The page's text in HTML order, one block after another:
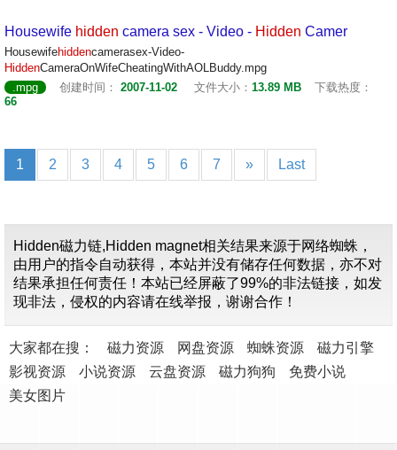
Housewife hidden camera sex - Video - Hidden Camer
Housewifehiddencamerasex-Video-
HiddenCameraOnWifeCheatingWithAOLBuddy.mpg
.mpg
创建时间： 2007-11-02 文件大小： 13.89 MB
下载热度：
66
1 2 3 4 5 6 7 » Last
Hidden磁力链,Hidden magnet相关结果来源于网络蜘蛛，
由用户的指令自动获得，本站并没有储存任何数据，亦不对
结果承担任何责任！本站已经屏蔽了99%的非法链接，如发
现非法，侵权的内容请在线举报，谢谢合作！
大家都在搜： 磁力资源 网盘资源 蜘蛛资源
磁力引擎
影视资源
小说资源 云盘资源 磁力狗狗
免费小说
美女图片